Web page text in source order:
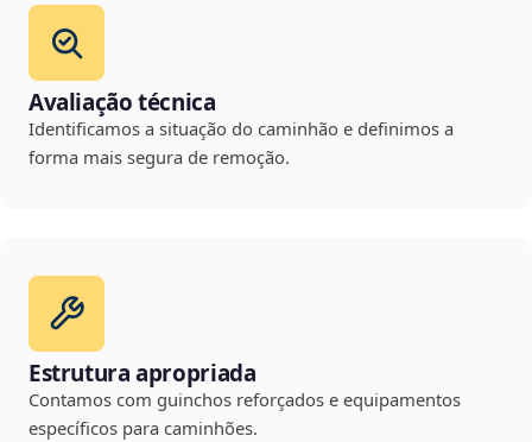
Avaliação técnica
Identificamos a situação do caminhão e definimos a
forma mais segura de remoção.
Estrutura apropriada
Contamos com guinchos reforçados e equipamentos
específicos para caminhões.